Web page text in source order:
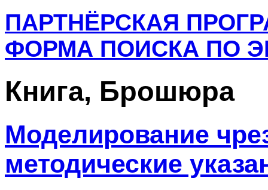
ПАРТНЁРСКАЯ
ФОРМА ПОИСКА ПО
Книга, Брошюра
Моделирование
методические